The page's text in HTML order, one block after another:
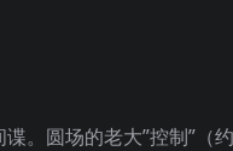
。圆场的老大”控制”（